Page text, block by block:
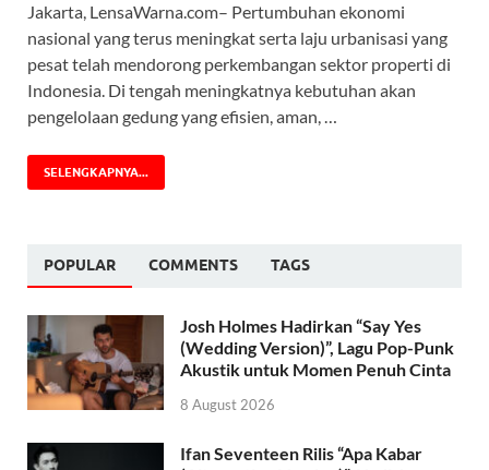
Jakarta, LensaWarna.com– Pertumbuhan ekonomi
nasional yang terus meningkat serta laju urbanisasi yang
pesat telah mendorong perkembangan sektor properti di
Indonesia. Di tengah meningkatnya kebutuhan akan
pengelolaan gedung yang efisien, aman, …
SELENGKAPNYA...
POPULAR COMMENTS TAGS
Josh Holmes Hadirkan “Say Yes
(Wedding Version)”, Lagu Pop-Punk
Akustik untuk Momen Penuh Cinta
8 August 2026
Ifan Seventeen Rilis “Apa Kabar